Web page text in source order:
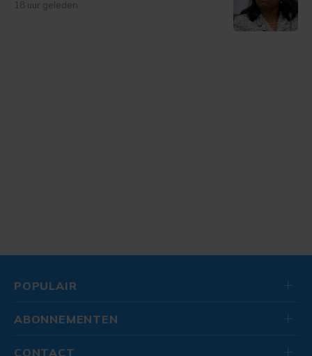
18 uur geleden
POPULAIR
ABONNEMENTEN
CONTACT